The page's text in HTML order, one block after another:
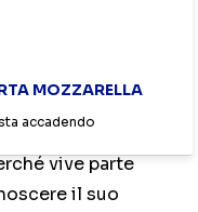
si è poi rivelato
condizionato
e consapevolezza
e a guardare
l’attrice sia single
vive parte
il suo
MOZZARELLA
accadendo